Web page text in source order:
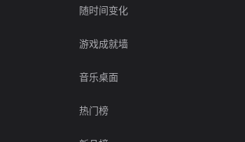
随时间变化
游戏成就墙
音乐桌面
热门榜